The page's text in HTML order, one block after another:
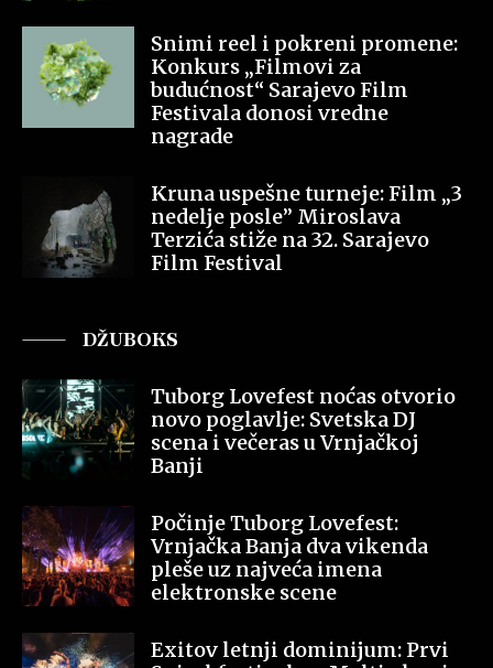
Snimi reel i pokreni promene:
Konkurs „Filmovi za
budućnost“ Sarajevo Film
Festivala donosi vredne
nagrade
Kruna uspešne turneje: Film „3
nedelje posle” Miroslava
Terzića stiže na 32. Sarajevo
Film Festival
DŽUBOKS
Tuborg Lovefest noćas otvorio
novo poglavlje: Svetska DJ
scena i večeras u Vrnjačkoj
Banji
Počinje Tuborg Lovefest:
Vrnjačka Banja dva vikenda
pleše uz najveća imena
elektronske scene
Exitov letnji dominijum: Prvi